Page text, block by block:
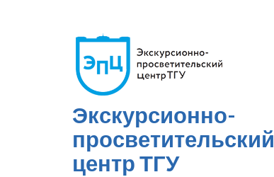
Экскурсионно-
просветительский
центр ТГУ